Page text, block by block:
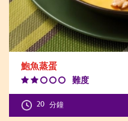
鮑魚蒸蛋
難度
Level:2
20 分鐘